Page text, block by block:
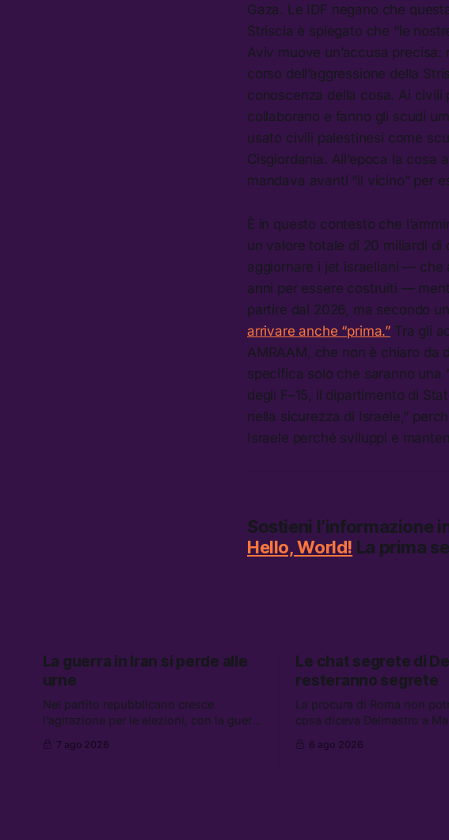
Gaza. Le IDF negano che
Striscia è spiegato che “le
Aviv muove un’accusa
corso dell’aggressione della
conoscenza della cosa. Ai
collaborano e fanno gli scudi
usato civili palestinesi come
Cisgiordania. All’epoca la
mandava avanti “il vicino” per
È in questo contesto che
un valore totale di 20 miliardi di
aggiornare i jet israeliani — che
anni per essere costruiti —
partire dal 2026, ma secondo
arrivare anche “prima.” Tra gli
AMRAAM, che non è chiaro da
specifica solo che saranno una
degli F–15, il dipartimento di
nella sicurezza di Israele,”
Israele perché sviluppi e
Sostieni l’informazione
Hello, World! La prima
La guerra in Iran si perde alle
urne
Nel partito repubblicano cresce
l’agitazione per le elezioni, con la guerra
le altre notizie: due alti dirigenti del
7 ago 2026
Le chat segrete di
resteranno segrete
La procura di Roma non
cosa diceva Delmastro a
clan Senese. Tra le altre
6 ago 2026